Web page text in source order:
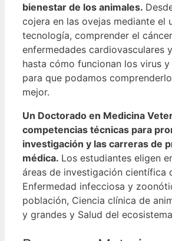
bienestar de los animales.
cojera en las ovejas mediante el
tecnología, comprender el
enfermedades cardiovasculares
hasta cómo funcionan los virus
para que podamos
mejor.
Un Doctorado en Medicina
competencias técnicas para
investigación y las carreras de
médica. Los estudiantes eligen
áreas de investigación científica
Enfermedad infecciosa y
población, Ciencia clínica de
y grandes y Salud del